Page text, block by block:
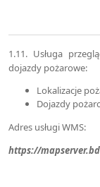
1.11. Usługa
dojazdy pożarowe:
Lokalizacje
Dojazdy
Adres usługi WMS:
https://